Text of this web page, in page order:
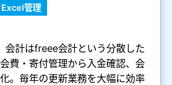
Excel管理
会計はfreee会計という分散した
費・寄付管理から入金確認、会
。毎年の更新業務を大幅に効率